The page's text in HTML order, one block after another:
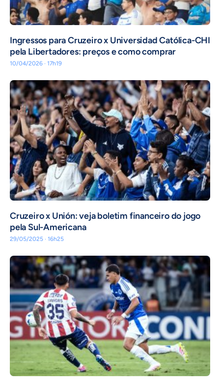
Ingressos para Cruzeiro x Universidad Católica-CHI
pela Libertadores: preços e como comprar
10/04/2026 · 17h19
Cruzeiro x Unión: veja boletim financeiro do jogo
pela Sul-Americana
29/05/2025 · 16h25